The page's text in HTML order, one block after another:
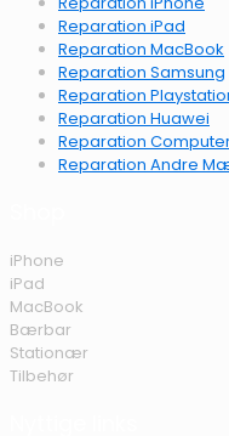
Reparation iPad
Reparation MacBook
Reparation Samsung
Reparation
Reparation Huawei
Reparation
Reparation Andre
iPhone
iPad
MacBook
Bærbar
Stationær
Tilbehør